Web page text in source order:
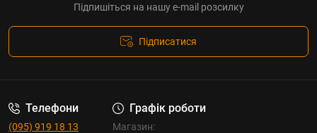
Підпишіться на нашу e-mail розсилку
Підписатися
Телефони
(095) 919 18 13
Графік роботи
Магазин: